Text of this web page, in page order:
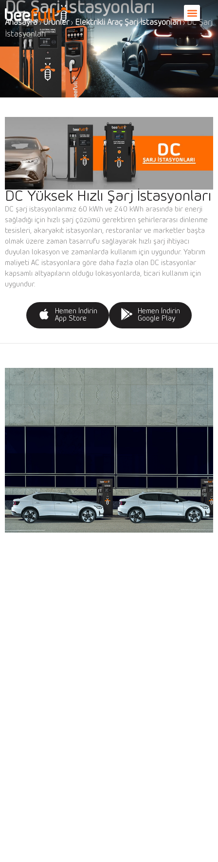
DC Şarj İstasyonları
Anasayfa › Ürünler › Elektrikli Araç Şarj İstasyonları ›DC Şarj
İstasyonları
DC Yüksek Hızlı Şarj İstasyonları
DC şarj istasyonlarımız 60 kWh ve 240 kWh arasında bir enerji
sağladığı için hızlı şarj çözümü gerektiren şehirlerarası dinlenme
tesisleri, akaryakıt istasyonları, restoranlar ve marketler başta
olmak üzere zaman tasarrufu sağlayarak hızlı şarj ihtiyacı
duyulan lokasyon ve zamanlarda kullanım için uygundur. Yatırım
maliyeti AC istasyonlara göre daha fazla olan DC istasyonlar
kapsamlı altyapıların olduğu lokasyonlarda, ticari kullanım için
uygundur.
Hemen İndirin
App Store
Hemen İndirin
Google Play